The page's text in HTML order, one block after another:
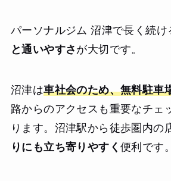
パーソナルジム 沼津で長く続け
と通いやすさ が大切です。
沼津は車社会のため、無料駐車
路からのアクセスも重要なチェ
ります。沼津駅から徒歩圏内の
りにも立ち寄りやすく 便利です。